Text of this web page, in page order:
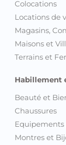
Colocations
Locations de
Magasins,
Maisons et
Terrains et
Habillement
Beauté et
Chaussures
Montres et